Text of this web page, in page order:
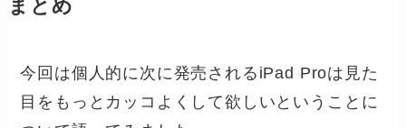
まとめ
今回は個人的に次に発売されるiPad Proは見た
目をもっとカッコよくして欲しいということに